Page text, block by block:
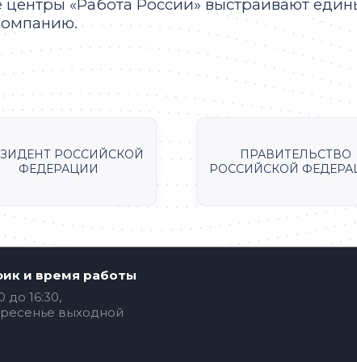
центры «Работа России» выстраивают
РОССИЙСКОЙ
ФЕДЕРАЦИИ
ПРАВИТЕЛЬСТВО
РОССИЙСКОЙ
и время работы
до 16:30,
выходной